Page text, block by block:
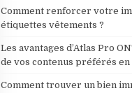
Comment renforcer votre
étiquettes vêtements ?
Les avantages d’Atlas Pro
de vos contenus préférés
Comment trouver un bien